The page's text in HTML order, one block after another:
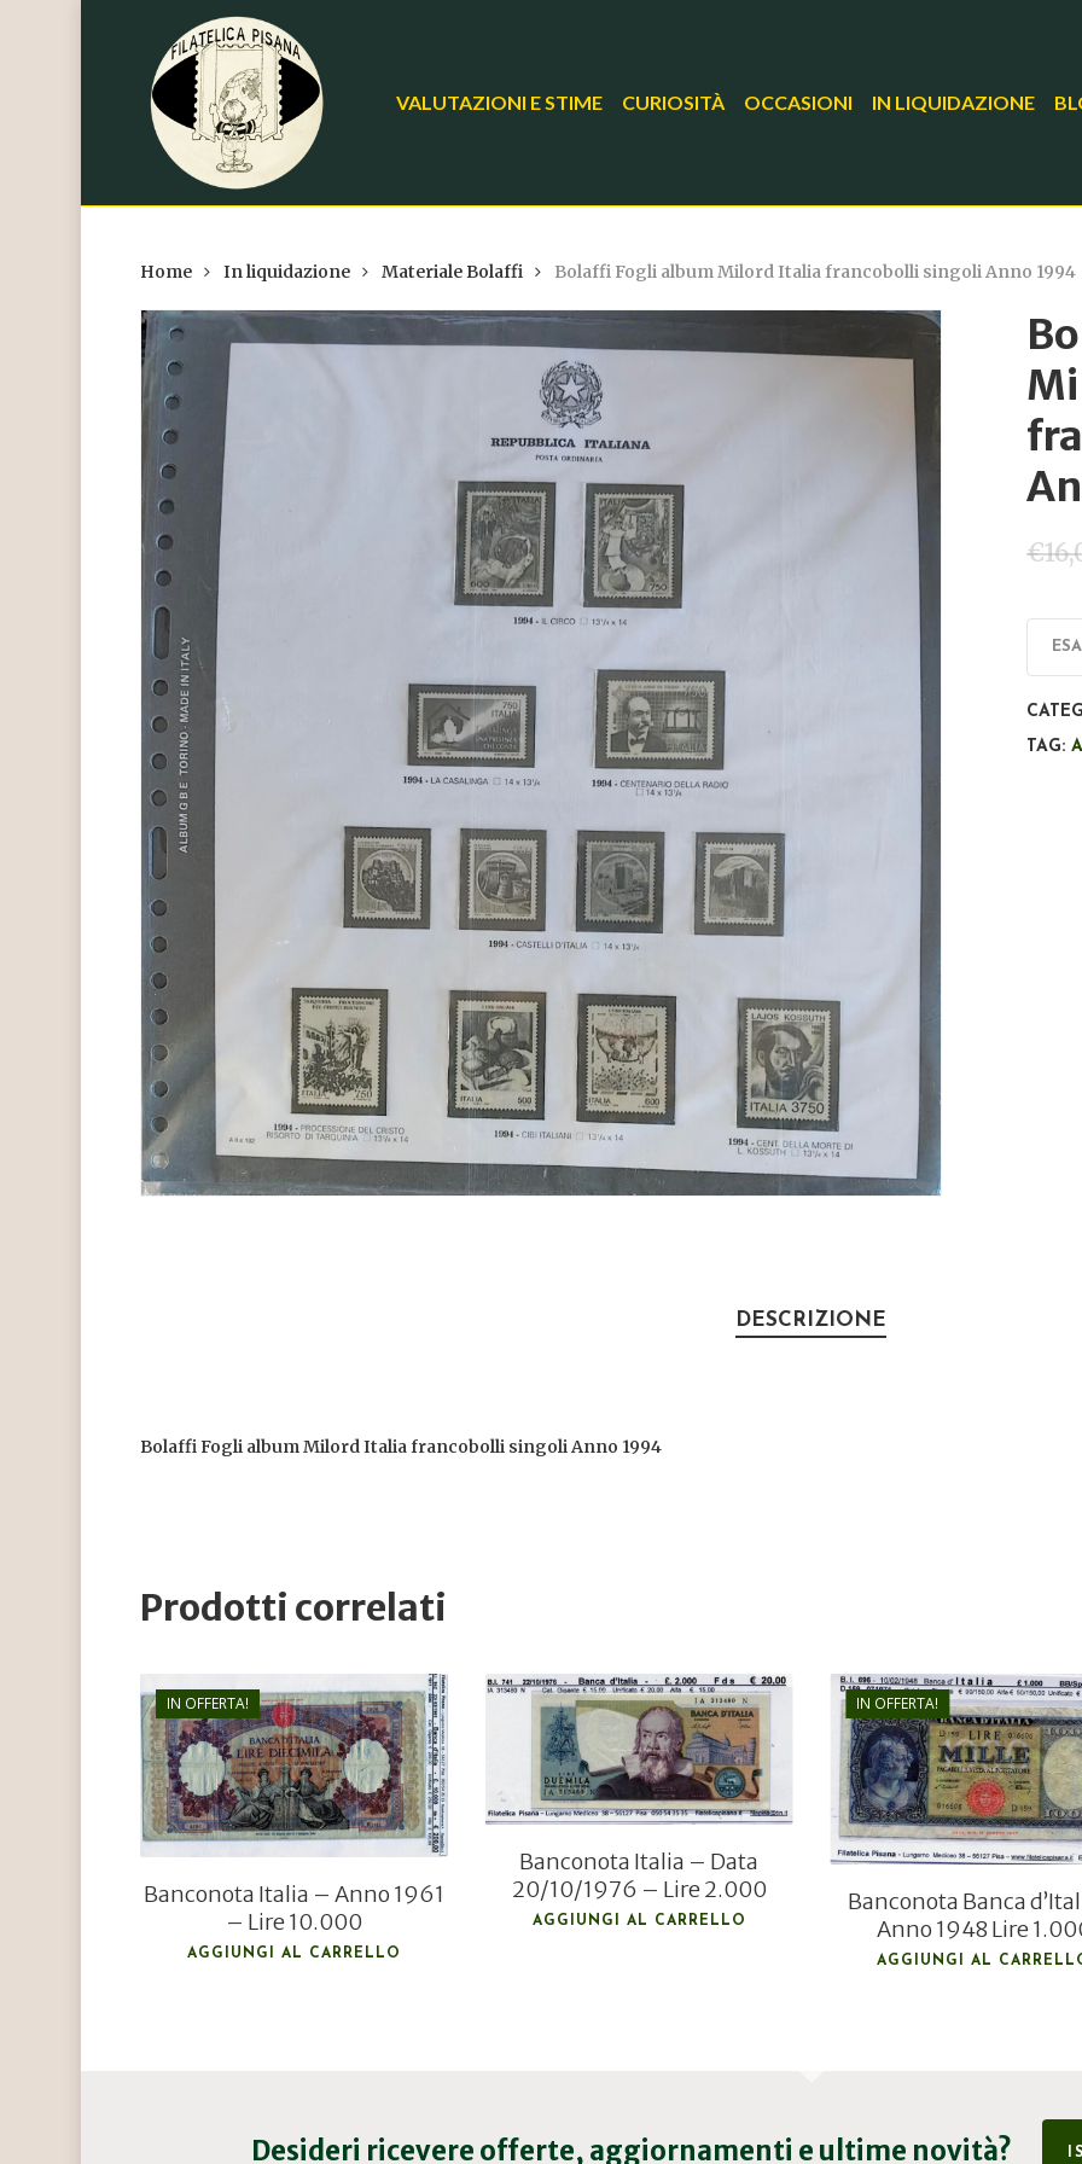
Hit enter to search or ESC to close
VALUTAZIONI E STIME CURIOSITÀ OCCASIONI IN LIQUIDAZIONE
Home In liquidazione Materiale Bolaffi Bolaffi Fogli album Milord Italia francobolli singoli Anno 1994
€
TAG:
DESCRIZIONE
Bolaffi Fogli album Milord Italia francobolli singoli Anno 1994
Prodotti correlati
IN OFFERTA!
€200,00
€170,00
Banconota Italia – Anno 1961
– Lire 10.000
AGGIUNGI AL CARRELLO
20,00
Banconota Italia – Data
20/10/1976 – Lire 2.000
AGGIUNGI AL CARRELLO
IN OFFERTA!
€80,00
€50,00
Banconota Banca
Anno 1948 Lire
AGGIUNGI AL
Desideri ricevere offerte, aggiornamenti e ultime novità?